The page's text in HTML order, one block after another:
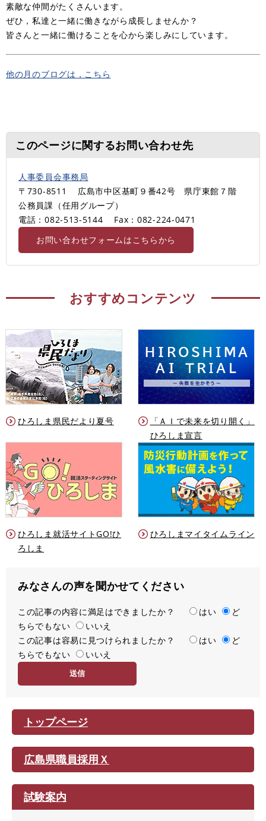
素敵な仲間がたくさんいます。
ぜひ，私達と一緒に働きながら成長しませんか？
皆さんと一緒に働けることを心から楽しみにしています。
他の月のブログは，こちら
このページに関するお問い合わせ先
人事委員会事務局
〒730-8511
広島市中区基町９番42号 県庁東館７階
公務員課（任用グループ）
電話：082-513-5144
Fax：082-224-0471
お問い合わせフォームはこちらから
おすすめコンテンツ
ひろしま県民だより夏号
「ＡＩで未来を切り開く」
ひろしま宣言
ひろしま就活サイトGO!ひ
ろしま
ひろしまマイタイムライン
みなさんの声を聞かせてください
満
足
度
この記事の内容に満足はできましたか？ はい
ど
ちらでもない
いいえ
容
易
この記事は容易に見つけられましたか？ はい
ど
ちらでもない
いいえ
トップページ
広島県職員採用Ｘ
試験案内